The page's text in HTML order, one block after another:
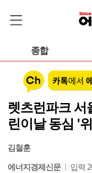
종합
렛츠런파크 서
린이날 동심 '
김철훈
에너지경제신문
입력